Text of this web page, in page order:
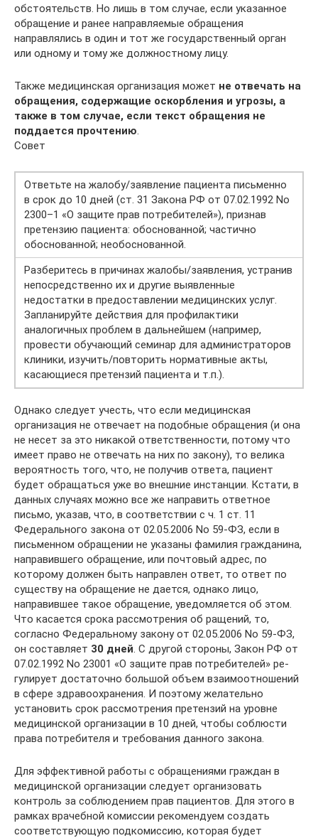
обстоятельств. Но лишь в том случае, если указанное
обращение и ранее направля­емые обращения
направлялись в один и тот же государственный орган
или одному и тому же должностному лицу.
Также медицинская ор­ганизация может не отвечать на
обращения, содержащие оскорбления и угрозы, а
также в том случае, если текст обращения не
подда­ется прочтению
Совет
Ответьте на жалобу/заявление пациента письменно
в срок до 10 дней (ст. 31 Закона РФ от 07.02.1992 No
2300–1 «О защите прав потребителей»), признав
претензию пациента: обоснованной; частично
обоснованной; необоснованной.
Разберитесь в причинах жалобы/заявления, устранив
непосредственно их и другие выявленные
недостатки в предоставлении медицинских услуг.
Запланируйте действия для профилактики
аналогичных проблем в дальнейшем (например,
провести обучающий семинар для администраторов
клиники, изучить/повторить нормативные акты,
касающиеся претензий пациента и т.п.).
Однако следует учесть, что если медицинская
организация не отвечает на подобные обращения (и она
не несет за это никакой ответ­ственности, потому что
имеет право не отвечать на них по закону), то велика
вероятность того, что, не получив ответа, пациент
будет обращаться уже во внешние инстанции. Кста­ти, в
данных случаях можно все же направить ответное
письмо, указав, что, в соответствии с ч. 1 ст. 11
Федерального закона от 02.05.2006 No 59­-ФЗ, если в
письменном обращении не указаны фамилия гражданина,
направивше­го обращение, или почтовый адрес, по
которо­му должен быть направлен ответ, то ответ по
существу на обращение не дается, однако лицо,
направившее такое обращение, уведомляется об этом.
Что касается срока рассмотрения об­ ращений, то,
согласно Федеральному закону от 02.05.2006 No 59­-ФЗ,
он составляет 30 дней . С другой стороны, Закон РФ от
07.02.1992 No 2300­1 «О защите прав потребителей» ре­
гулирует достаточно большой объем взаимоот­ношений
в сфере здравоохранения. И поэтому желательно
установить срок рассмотрения пре­тензий на уровне
медицинской организации в 10 дней, чтобы соблюсти
права потребителя и требования данного закона.
Для эффективной работы с обращениями граждан в
медицинской организации следует организовать
контроль за соблюдением прав пациентов. Для этого в
рамках врачебной комиссии рекомендуем создать
соответствую­щую подкомиссию, которая будет